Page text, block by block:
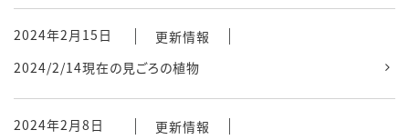
2024年2月15日
更新情報
2024/2/14現在の見ごろの植物
2024年2月8日
更新情報